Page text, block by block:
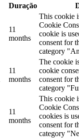
Duração
11
months
This cookie
Cookie
cookie is
consent for
category
11
months
The cookie
cookie
consent for
category
11
months
This cookie
Cookie
cookies is
consent for
category